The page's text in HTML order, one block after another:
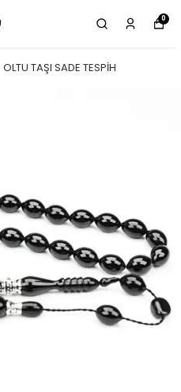
0
OLTU TAŞI SADE TESPİH